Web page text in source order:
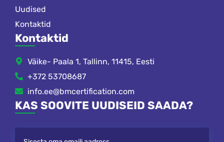
Uudised
Kontaktid
Kontaktid
Väike- Paala 1, Tallinn, 11415, Eesti
+372 53708687
info.ee@bmcertification.com
KAS SOOVITE UUDISEID SAADA?